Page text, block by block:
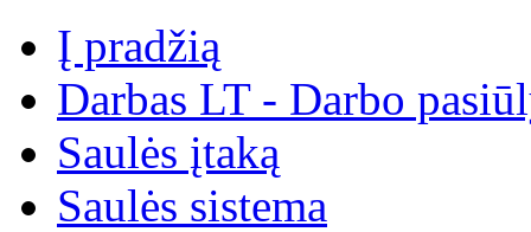
Į pradžią
Darbas LT - Darbo
Saulės įtaką
Saulės sistema